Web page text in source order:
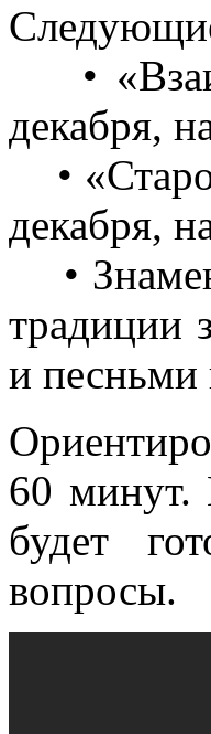
•
декабря,
•
декабря,
•
традиции
и песньми
60 минут.
будет
вопросы.